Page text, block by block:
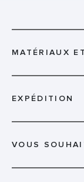
MATÉRIAUX
EXPÉDITION
VOUS